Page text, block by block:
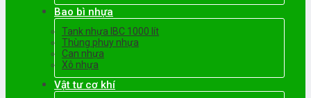
Bao bì nhựa
Tank nhựa IBC 1000 lít
Thùng phuy nhựa
Can nhựa
Xô nhựa
Vật tư cơ khí